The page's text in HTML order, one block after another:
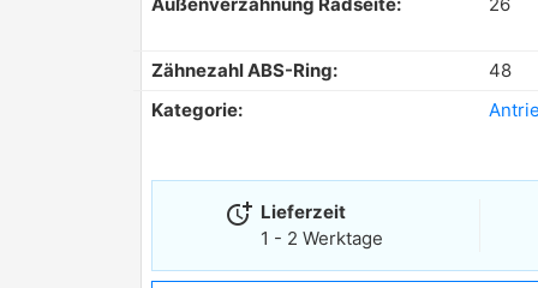
Zähnezahl ABS-Ring: 48
Kategorie:
more_time Lieferzeit
1 - 2 Werktage